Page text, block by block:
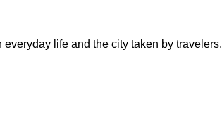
everyday life and the city taken by travelers.